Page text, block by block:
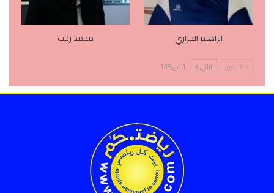
ابراهيم الجزازي محمد رجب
السابق التالي 1 من 138